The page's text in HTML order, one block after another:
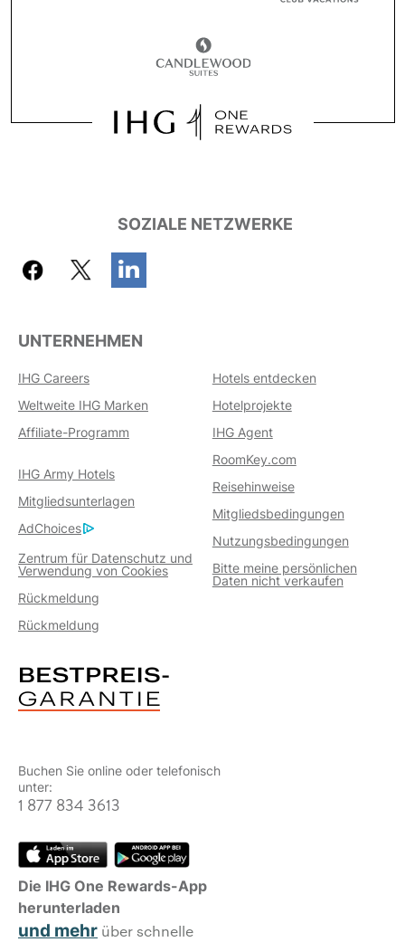
SOZIALE NETZWERKE
UNTERNEHMEN
IHG Careers
Hotels entdecken
Weltweite IHG Marken
Hotelprojekte
Affiliate-Programm
IHG Agent
RoomKey.com
IHG Army Hotels
Reisehinweise
Mitgliedsunterlagen
Mitgliedsbedingungen
AdChoices
Nutzungsbedingungen
Zentrum für Datenschutz und
Verwendung von Cookies
Bitte meine persönlichen
Daten nicht verkaufen
Rückmeldung
Rückmeldung
Buchen Sie online oder telefonisch
unter:
1 877 834 3613
Die IHG One Rewards-App
herunterladen
und mehr über schnelle